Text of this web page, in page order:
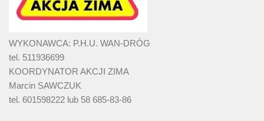
WYKONAWCA: P.H.U. WAN-DRÓG
tel. 511936699
KOORDYNATOR AKCJI ZIMA
Marcin SAWCZUK
tel. 601598222 lub 58 685-83-86